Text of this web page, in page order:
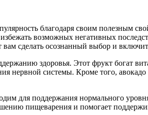
благодаря своим полезным
возможных негативных
сделать осознанный выбор и
здоровья. Этот фрукт богат
нервной системы. Кроме того,
для поддержания нормального
пищеварения и помогает